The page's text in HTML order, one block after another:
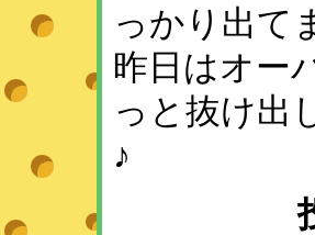
っかり出て
昨日はオー
っと抜け出
♪